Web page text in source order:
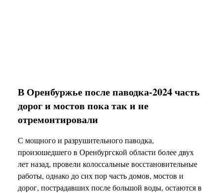
В Оренбуржье после паводка-2024 часть
дорог и мостов пока так и не
отремонтировали
С мощного и разрушительного паводка,
произошедшего в Оренбургской области более двух
лет назад, провели колоссальные восстановительные
работы, однако до сих пор часть домов, мостов и
дорог, пострадавших после большой воды, остаются в